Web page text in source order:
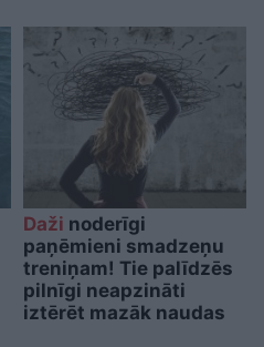
Daži noderīgi
paņēmieni smadzeņu
treniņam! Tie palīdzēs
pilnīgi neapzināti
iztērēt mazāk naudas